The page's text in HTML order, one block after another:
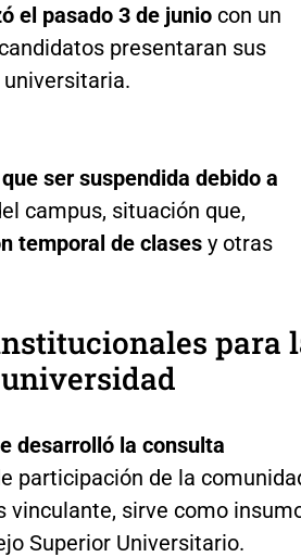
el pasado 3 de junio con un
presentaran sus
ser suspendida debido a
campus, situación que,
temporal de clases y otras
para
desarrolló la consulta
participación de la
vinculante, sirve como
Superior Universitario.